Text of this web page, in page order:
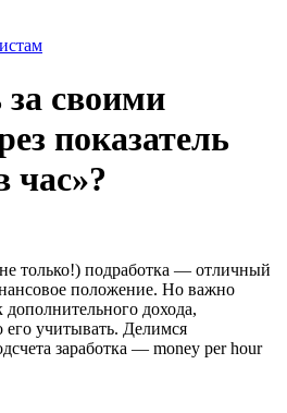
своими
показатель
час»?
только!) подработка — отличный
положение. Но важно
дохода,
его учитывать. Делимся
заработка — money per hour